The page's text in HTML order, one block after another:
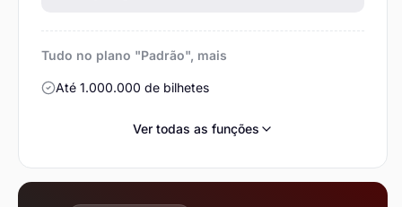
Tudo no plano "Padrão", mais
Até 1.000.000 de bilhetes
Ver todas as funções